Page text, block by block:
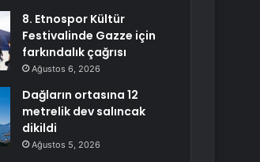
8. Etnospor Kültür
Festivalinde Gazze için
farkındalık çağrısı
Ağustos 6, 2026
Dağların ortasına 12
metrelik dev salıncak
dikildi
Ağustos 5, 2026